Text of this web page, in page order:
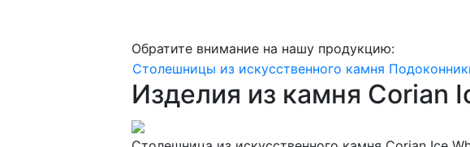
Обратите внимание на нашу продукцию:
Столешницы из искусственного камня
Изделия из камня Corian